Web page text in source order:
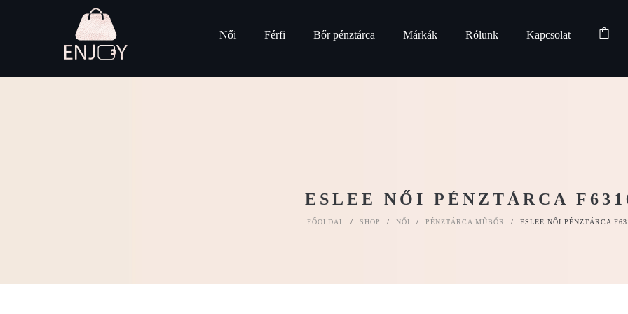
Női Férfi Bőr pénztárca Márkák Rólunk Kapcsolat
ESLEE NŐI PÉNZTÁRCA
FŐOLDAL / SHOP / NŐI / PÉNZTÁRCA MŰBŐR / ESLEE NŐI PÉNZTÁRCA